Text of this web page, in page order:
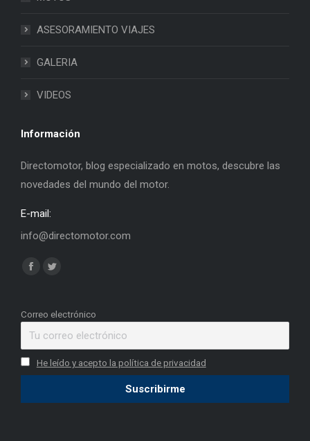
ASESORAMIENTO VIAJES
GALERIA
VIDEOS
Información
Directomotor, blog especializado en motos, descubre las
novedades del mundo del motor.
E-mail:
info@directomotor.com
Find us on:
Facebook
opens
window
Twitter
opens
window
Correo electrónico
He leído y acepto la política de privacidad